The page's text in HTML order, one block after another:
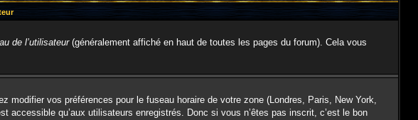
de l’utilisateur(généralement affiché en haut de toutes les pages du forum). Cela vous
modifier vos préférences pour le fuseau horaire de votre zone (Londres, Paris, New York,
accessible qu’aux utilisateurs enregistrés. Donc si vous n’êtes pas inscrit, c’est le bon